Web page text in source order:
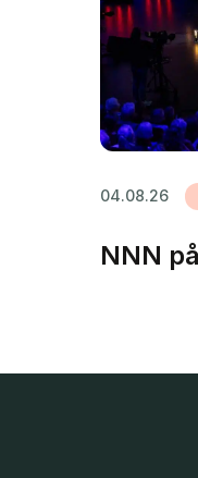
04.08.26
NNN